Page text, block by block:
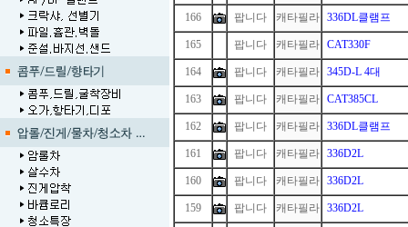
166 팝니다 캐타필라 336DL클램프
165 팝니다 캐타필라 CAT330F
164 팝니다 캐타필라 345D-L 4대
163 팝니다 캐타필라 CAT385CL
162 팝니다 캐타필라 336DL클램프
161 팝니다 캐타필라 336D2L
160 팝니다 캐타필라 336D2L
159 팝니다 캐타필라 336D2L